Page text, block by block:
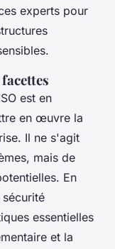
experts pour
est en
en œuvre la
Il ne s'agit
mais de
En
essentielles
et la